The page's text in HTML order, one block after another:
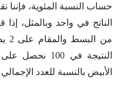
الأبيض بالنسبة للعدد